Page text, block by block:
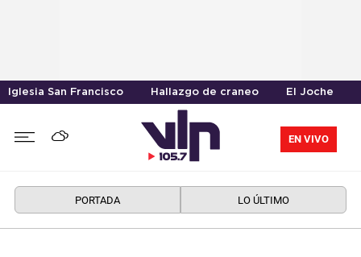
Iglesia San Francisco Hallazgo de craneo El Joche
EN VIVO
PORTADA LO ÚLTIMO